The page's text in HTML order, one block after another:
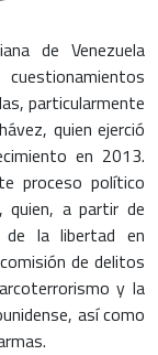
de Venezuela
particularmente
quien ejerció
en 2013.
proceso político
quien, a partir de
de la libertad en
de delitos
y la
así como